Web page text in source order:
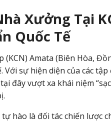
Xưởng Tại
Quốc Tế
(KCN) Amata (Biên Hòa,
Với sự hiện diện của các
đây vượt xa khái niệm
tự hào là đối tác chiến lược